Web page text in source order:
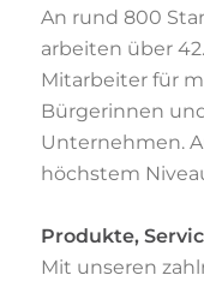
An rund 800
arbeiten über
Mitarbeiter für
Bürgerinnen
Unternehmen.
höchstem
Produkte,
Mit unseren